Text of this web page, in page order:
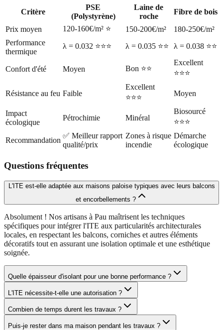
Critère
PSE
(Polystyrène)
Laine de
roche
Fibre de bois
Prix moyen 120-160€/m² ⭐ 150-200€/m²
180-250€/m²
Performance
thermique
λ = 0.032 ⭐⭐⭐ λ = 0.035 ⭐⭐ λ = 0.038 ⭐⭐
Confort d'été Moyen Bon ⭐⭐
Excellent
⭐⭐⭐
Résistance au feu Faible
Excellent
⭐⭐⭐
Moyen
Impact
écologique
Pétrochimie Minéral
Biosourcé
⭐⭐⭐
Recommandation
✅ Meilleur rapport
qualité/prix
Zones à risque
incendie
Démarche
écologique
Questions fréquentes
L'ITE est-elle adaptée aux maisons paloise typiques avec leurs balcons
et encorbellements ?
Absolument ! Nos artisans à Pau maîtrisent les techniques
spécifiques pour intégrer l'ITE aux particularités architecturales
locales, en respectant les balcons, corniches et autres éléments
décoratifs tout en assurant une isolation optimale et une esthétique
soignée.
Quelle épaisseur d'isolant pour une bonne performance ?
L'ITE nécessite-t-elle une autorisation ?
Combien de temps durent les travaux ?
Puis-je rester dans ma maison pendant les travaux ?